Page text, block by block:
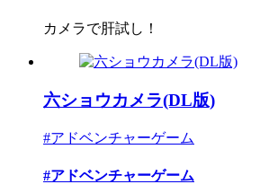
カメラで肝試し！
六ショウカメラ(DL版)
#アドベンチャーゲーム
#アドベンチャーゲーム